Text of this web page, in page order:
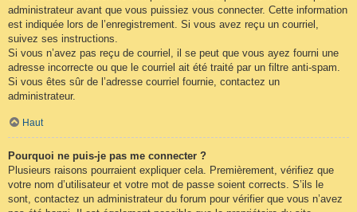
administrateur avant que vous puissiez vous connecter. Cette information
est indiquée lors de l’enregistrement. Si vous avez reçu un courriel,
suivez ses instructions.
Si vous n’avez pas reçu de courriel, il se peut que vous ayez fourni une
adresse incorrecte ou que le courriel ait été traité par un filtre anti-spam.
Si vous êtes sûr de l’adresse courriel fournie, contactez un
administrateur.
Haut
Pourquoi ne puis-je pas me connecter ?
Plusieurs raisons pourraient expliquer cela. Premièrement, vérifiez que
votre nom d’utilisateur et votre mot de passe soient corrects. S’ils le
sont, contactez un administrateur du forum pour vérifier que vous n’avez